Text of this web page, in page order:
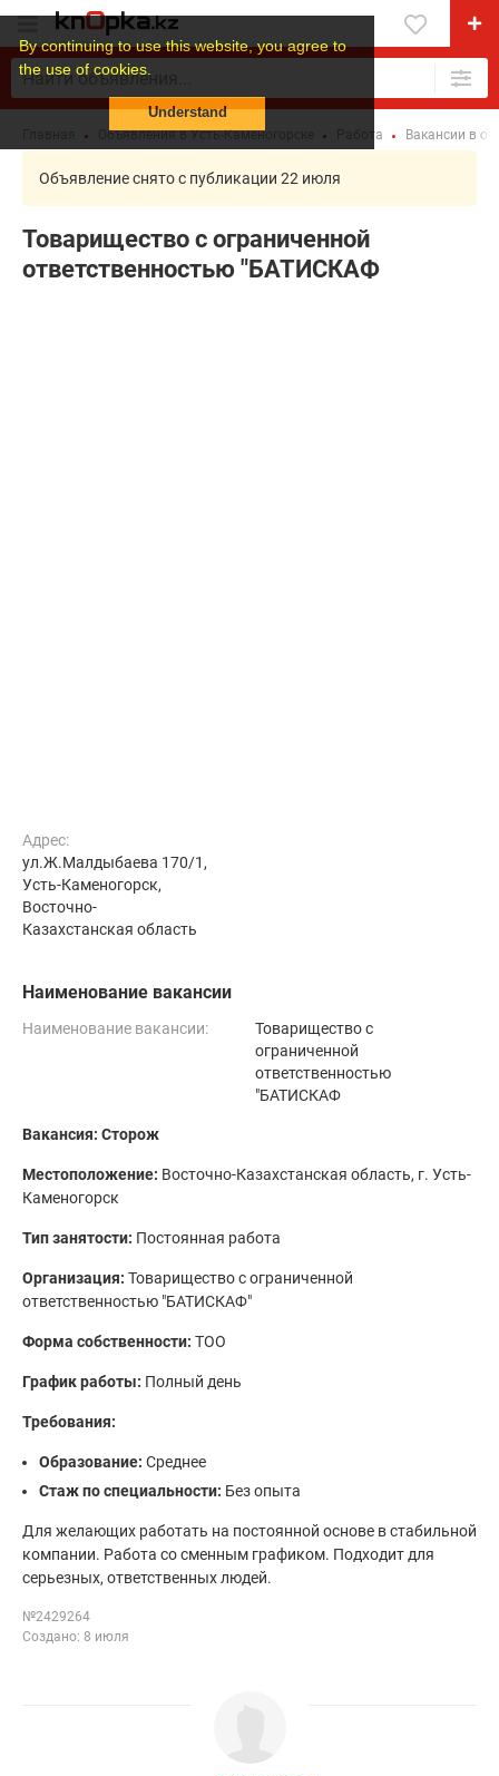
By continuing to use this website, you agree to
the use of cookies.
Understand
Объявления в Усть-Каменогорске Работа Вакансии в
Объявление снято с публикации 22 июля
Товарищество с ограниченной
ответственностью "БАТИСКАФ
Адрес:
ул.Ж.Малдыбаева 170/1,
Усть-Каменогорск,
Восточно-
Казахстанская область
Наименование вакансии
Наименование вакансии:
Товарищество с
ограниченной
ответственностью
"БАТИСКАФ
Вакансия: Сторож
Местоположение: Восточно-Казахстанская область, г. Усть-
Каменогорск
Тип занятости: Постоянная работа
Организация: Товарищество с ограниченной
ответственностью "БАТИСКАФ"
Форма собственности: ТОО
График работы: Полный день
Требования:
Образование: Среднее
Стаж по специальности: Без опыта
Для желающих работать на постоянной основе в стабильной
компании. Работа со сменным графиком. Подходит для
серьезных, ответственных людей.
№2429264
Создано: 8 июля